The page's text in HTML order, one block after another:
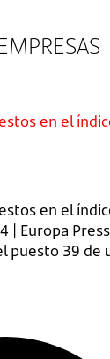
en el
en el
Europa
puesto 39 de